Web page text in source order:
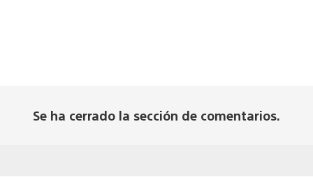
Se ha cerrado la sección de comentarios.